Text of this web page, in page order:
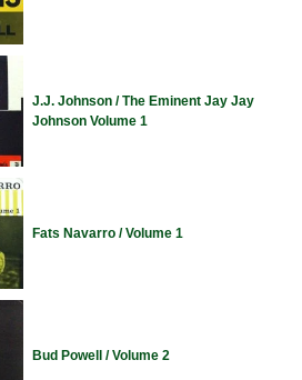
J.J. Johnson / The Eminent Jay Jay
Johnson Volume 1
Fats Navarro / Volume 1
Bud Powell / Volume 2